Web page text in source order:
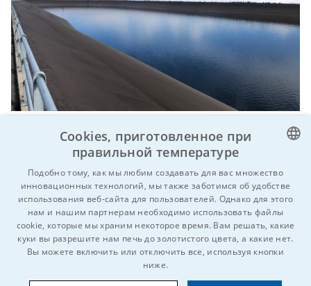
Путешествие - гидроэлектростанция
Длоуге Стране
В пятницу 18 октября 2019 г. мы
воспользовались отличной осенней погодой и
отправились с коллегами с производства к
подножию гор Есеники.
CZECH
ENGLISH
GERMAN
RUSSIAN
Cookies, приготовленное при
правильной температуре
Подобно тому, как мы любим создавать для вас множество
инновационных технологий, мы также заботимся об удобстве
использования веб-сайта для пользователей. Однако для этого
нам и нашим партнерам необходимо использовать файлы
cookie, которые мы храним некоторое время. Вам решать, какие
куки вы разрешите нам печь до золотистого цвета, а какие нет.
Вы можете включить или отключить все, используя кнопки
ниже.